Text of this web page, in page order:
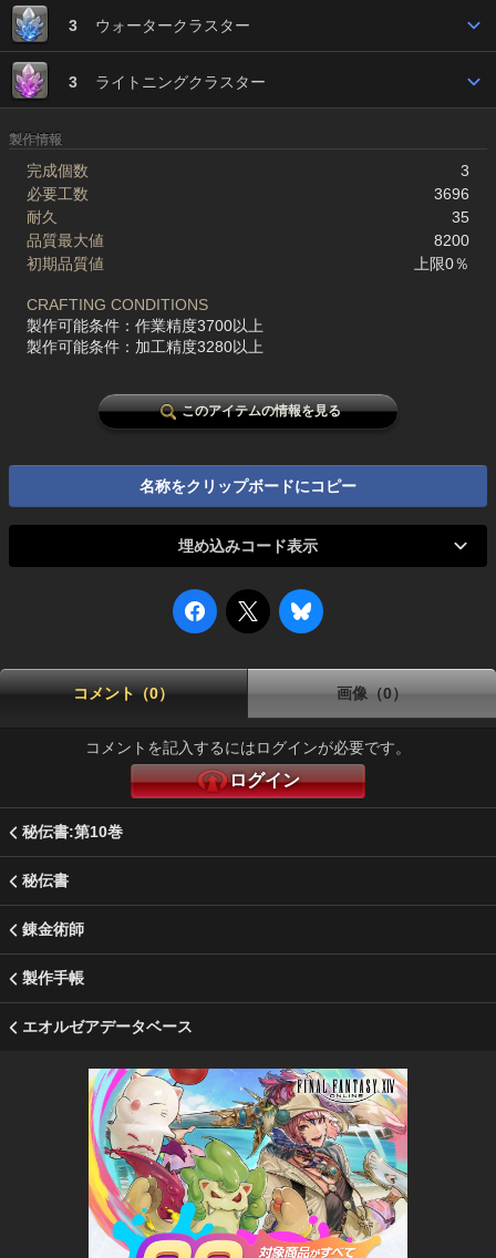
3 ウォータークラスター
3 ライトニングクラスター
製作情報
完成個数
3
必要工数
3696
耐久
35
品質最大値
8200
初期品質値
上限0％
CRAFTING CONDITIONS
製作可能条件：作業精度3700以上
製作可能条件：加工精度3280以上
このアイテムの情報を見る
名称をクリップボードにコピー
埋め込みコード表示
コメント（0） 画像（0）
コメントを記入するにはログインが必要です。
ログイン
秘伝書:第10巻
秘伝書
錬金術師
製作手帳
エオルゼアデータベース